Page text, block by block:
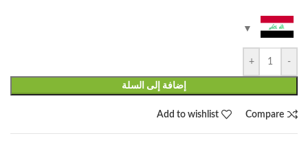
-
+
إضافة إلى السلة
Compare
Add to wishlist